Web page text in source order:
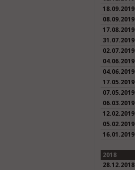
18.09.2019
08.09.2019
17.08.2019
31.07.2019
02.07.2019
04.06.2019
04.06.2019
17.05.2019
07.05.2019
06.03.2019
12.02.2019
05.02.2019
16.01.2019
2018
28.12.2018